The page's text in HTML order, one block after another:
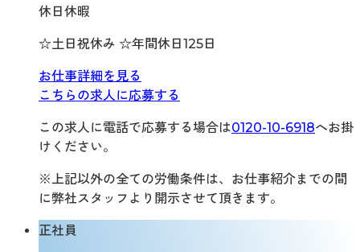
休日休暇
☆土日祝休み ☆年間休日125日
お仕事詳細を見る
こちらの求人に応募する
この求人に電話で応募する場合は0120-10-6918へお掛
けください。
※上記以外の全ての労働条件は、お仕事紹介までの間
に弊社スタッフより開示させて頂きます。
正社員